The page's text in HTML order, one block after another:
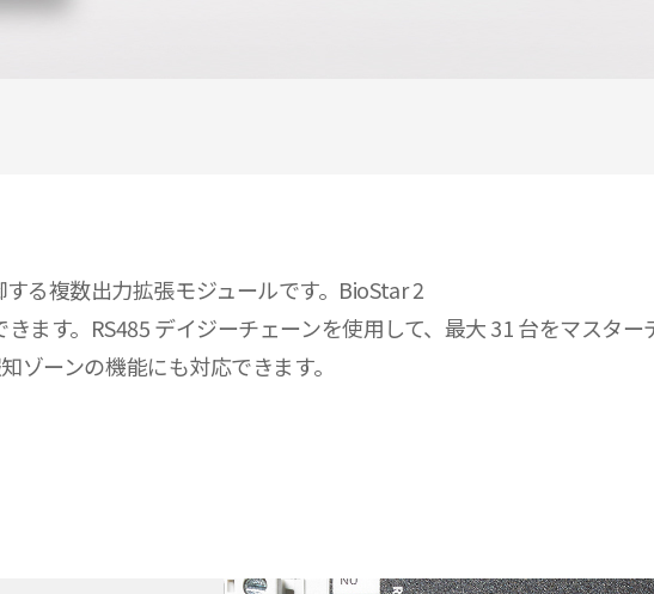
る複数出力拡張モジュールです。BioStar 2
ます。RS485 デイジーチェーンを使用して、最大 31 台をマスタ
ゾーンの機能にも対応できます。